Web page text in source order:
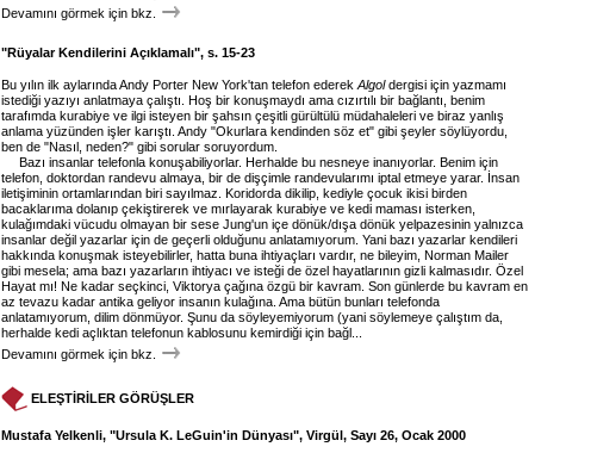
Devamını görmek için bkz.
"Rüyalar Kendilerini Açıklamalı", s. 15-23
Bu yılın ilk aylarında Andy Porter New York'tan telefon ederek Algoldergisi için yazmamı
istediği yazıyı anlatmaya çalıştı. Hoş bir konuşmaydı ama cızırtılı bir bağlantı, benim
tarafımda kurabiye ve ilgi isteyen bir şahsın çeşitli gürültülü müdahaleleri ve biraz yanlış
anlama yüzünden işler karıştı. Andy "Okurlara kendinden söz et" gibi şeyler söylüyordu,
ben de "Nasıl, neden?" gibi sorular soruyordum.
Bazı insanlar telefonla konuşabiliyorlar. Herhalde bu nesneye inanıyorlar. Benim için
telefon, doktordan randevu almaya, bir de dişçimle randevularımı iptal etmeye yarar. İnsan
iletişiminin ortamlarından biri sayılmaz. Koridorda dikilip, kediyle çocuk ikisi birden
bacaklarıma dolanıp çekiştirerek ve mırlayarak kurabiye ve kedi maması isterken,
kulağımdaki vücudu olmayan bir sese Jung'un içe dönük/dışa dönük yelpazesinin yalnızca
insanlar değil yazarlar için de geçerli olduğunu anlatamıyorum. Yani bazı yazarlar kendileri
hakkında konuşmak isteyebilirler, hatta buna ihtiyaçları vardır, ne bileyim, Norman Mailer
gibi mesela; ama bazı yazarların ihtiyacı ve isteği de özel hayatlarının gizli kalmasıdır. Özel
Hayat mı! Ne kadar seçkinci, Viktorya çağına özgü bir kavram. Son günlerde bu kavram en
az tevazu kadar antika geliyor insanın kulağına. Ama bütün bunları telefonda
anlatamıyorum, dilim dönmüyor. Şunu da söyleyemiyorum (yani söylemeye çalıştım da,
herhalde kedi açlıktan telefonun kablosunu kemirdiği için bağl...
Devamını görmek için bkz.
ELEŞTİRİLER GÖRÜŞLER
Mustafa Yelkenli, "Ursula K. LeGuin'in Dünyası", Virgül, Sayı 26, Ocak 2000